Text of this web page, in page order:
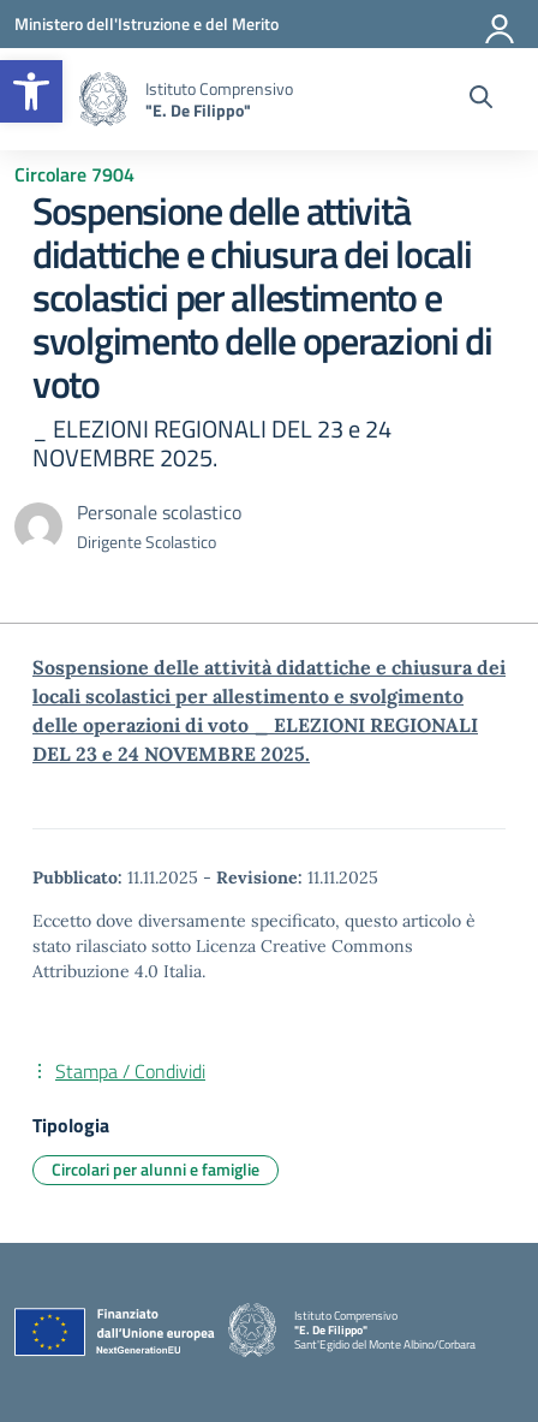
Apri la barra degli strumenti
Vai ai contenuti
Vai al menu di navigazione
Vai al footer
Ministero dell'Istruzione e del Merito
Istituto Comprensivo
"E. De Filippo"
Circolare 7904
Sospensione delle attività
didattiche e chiusura dei locali
scolastici per allestimento e
svolgimento delle operazioni di
voto
_ ELEZIONI REGIONALI DEL 23 e 24
NOVEMBRE 2025.
Personale scolastico
Dirigente Scolastico
Sospensione delle attività didattiche e chiusura dei
locali scolastici per allestimento e svolgimento
delle operazioni di voto _ ELEZIONI REGIONALI
DEL 23 e 24 NOVEMBRE 2025.
Pubblicato: 11.11.2025 - Revisione: 11.11.2025
Eccetto dove diversamente specificato, questo articolo è
stato rilasciato sotto Licenza Creative Commons
Attribuzione 4.0 Italia.
Stampa / Condividi
Tipologia
Circolari per alunni e famiglie
Istituto Comprensivo
"E. De Filippo"
Sant'Egidio del Monte Albino/Corbara